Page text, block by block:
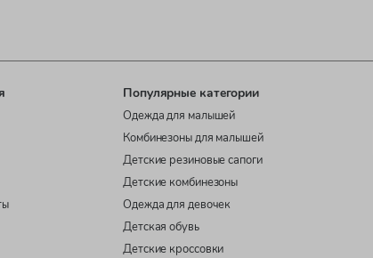
Популярные категории
Одежда для малышей
Комбинезоны для малышей
Детские резиновые сапоги
Детские комбинезоны
Одежда для девочек
Детская обувь
Детские кроссовки